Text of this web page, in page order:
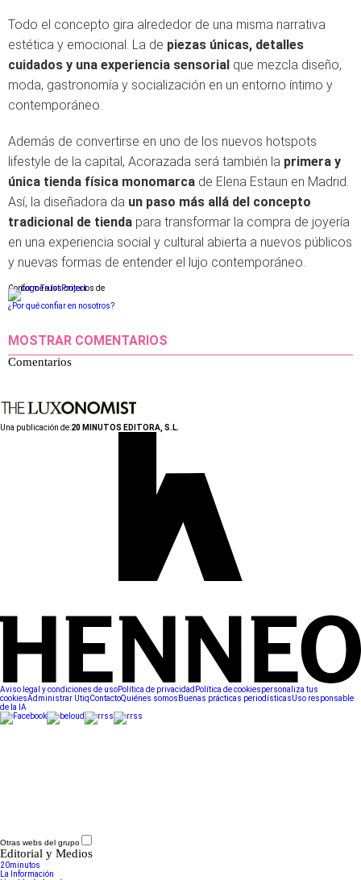
Todo el concepto gira alrededor de una misma narrativa
estética y emocional. La de piezas únicas, detalles
cuidados y una experiencia sensorial que mezcla diseño,
moda, gastronomía y socialización en un entorno íntimo y
contemporáneo.
Además de convertirse en uno de los nuevos hotspots
lifestyle de la capital, Acorazada será también la primera y
única tienda física monomarca de Elena Estaun en Madrid.
Así, la diseñadora da un paso más allá del concepto
tradicional de tienda para transformar la compra de joyería
en una experiencia social y cultural abierta a nuevos públicos
y nuevas formas de entender el lujo contemporáneo.
Conforme a los criterios de
¿Por qué confiar en nosotros?
MOSTRAR COMENTARIOS
Comentarios
Una publicación de:20 MINUTOS EDITORA, S.L.
Aviso legal y condiciones de usoPolítica de privacidad Política de cookiespersonaliza tus
cookiesAdministrar UtiqContactoQuiénes somos Buenas prácticas periodísticasUso responsable
de la IA
Otras webs del grupo
Editorial y Medios
20minutos
La Información